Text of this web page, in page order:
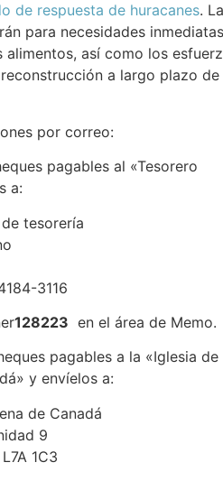
de respuesta de huracanes.
para necesidades
alimentos, así como los
a largo plazo de
por correo:
pagables al «Tesorero
a:
tesorería
3116
128223 en el área de Memo.
pagables a la «Iglesia de
y envíelos a:
de Canadá
9
1C3